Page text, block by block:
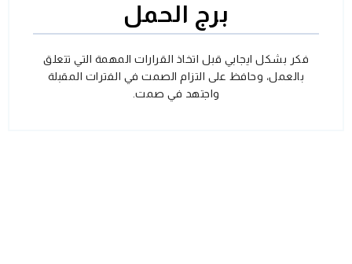
برج الحمل
فكر بشكل ايجابي قبل اتخاذ القرارات المهمة التي تتعلق
بالعمل، وحافظ على التزام الصمت في الفترات المقبلة
واجتهد في صمت.